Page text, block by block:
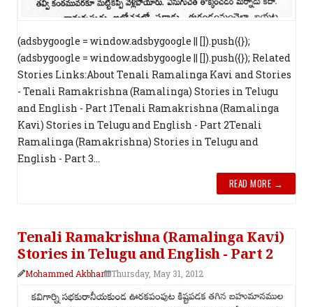
(adsbygoogle = window.adsbygoogle || []).push({});
(adsbygoogle = window.adsbygoogle || []).push({}); Related
Stories Links:About Tenali Ramalinga Kavi and Stories
- Tenali Ramakrishna (Ramalinga) Stories in Telugu
and English - Part 1Tenali Ramakrishna (Ramalinga
Kavi) Stories in Telugu and English - Part 2Tenali
Ramalinga (Ramakrishna) Stories in Telugu and
English - Part 3...
READ MORE →
Tenali Ramakrishna (Ramalinga Kavi)
Stories in Telugu and English - Part 2
Mohammed Akbhar Thursday, May 31, 2012